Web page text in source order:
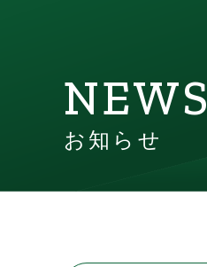
NEWS
お知らせ